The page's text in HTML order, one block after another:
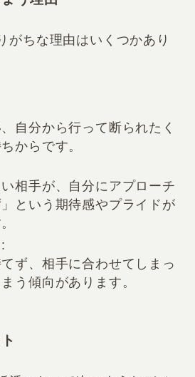
がちな理由はいくつかあり
自分から行って断られたく
からです。
い相手が、自分にアプローチ
という期待感やプライドが
:
ず、相手に合わせてしまっ
う傾向があります。